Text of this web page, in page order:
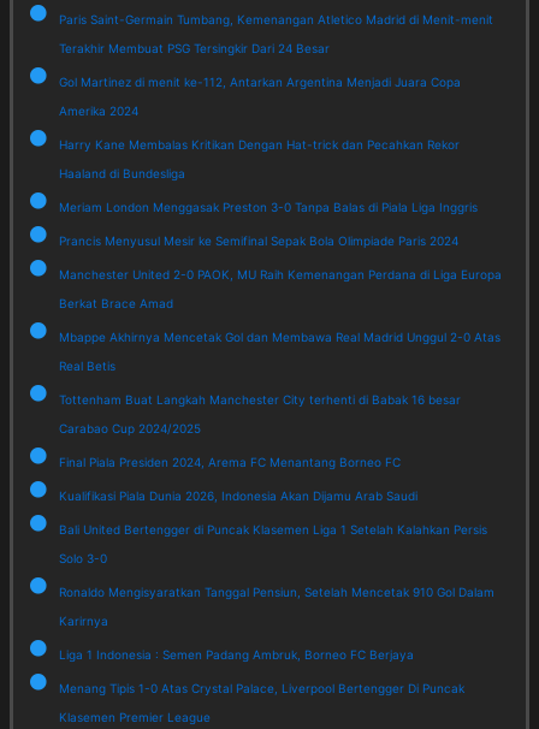
Paris Saint-Germain Tumbang, Kemenangan Atletico Madrid di Menit-menit
Terakhir Membuat PSG Tersingkir Dari 24 Besar
Gol Martinez di menit ke-112, Antarkan Argentina Menjadi Juara Copa
Amerika 2024
Harry Kane Membalas Kritikan Dengan Hat-trick dan Pecahkan Rekor
Haaland di Bundesliga
Meriam London Menggasak Preston 3-0 Tanpa Balas di Piala Liga Inggris
Prancis Menyusul Mesir ke Semifinal Sepak Bola Olimpiade Paris 2024
Manchester United 2-0 PAOK, MU Raih Kemenangan Perdana di Liga Europa
Berkat Brace Amad
Mbappe Akhirnya Mencetak Gol dan Membawa Real Madrid Unggul 2-0 Atas
Real Betis
Tottenham Buat Langkah Manchester City terhenti di Babak 16 besar
Carabao Cup 2024/2025
Final Piala Presiden 2024, Arema FC Menantang Borneo FC
Kualifikasi Piala Dunia 2026, Indonesia Akan Dijamu Arab Saudi
Bali United Bertengger di Puncak Klasemen Liga 1 Setelah Kalahkan Persis
Solo 3-0
Ronaldo Mengisyaratkan Tanggal Pensiun, Setelah Mencetak 910 Gol Dalam
Karirnya
Liga 1 Indonesia : Semen Padang Ambruk, Borneo FC Berjaya
Menang Tipis 1-0 Atas Crystal Palace, Liverpool Bertengger Di Puncak
Klasemen Premier League